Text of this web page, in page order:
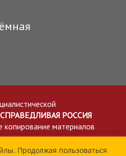
СПРАВЕДЛИВАЯ РОССИЯ
копирование материалов
на сайт spravedlivo.ru
персональных
Продолжая пользоваться